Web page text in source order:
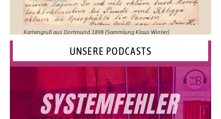
Kartengruß aus Dortmund 1898 (Sammlung Klaus Winter)
UNSERE PODCASTS